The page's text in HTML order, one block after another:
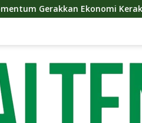
Kerakyatan Dina